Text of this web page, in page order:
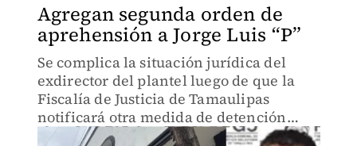
Agregan segunda orden de
aprehensión a Jorge Luis “P”
Se complica la situación jurídica del
exdirector del plantel luego de que la
Fiscalía de Justicia de Tamaulipas
notificará otra medida de detención
contra el responsable.